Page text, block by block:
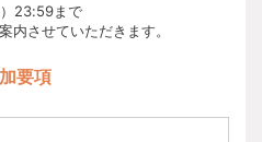
23:59まで
内させていただきます。
要項